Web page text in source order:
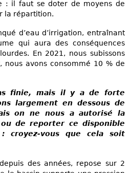
: il faut se doter de moyens de
la répartition.
d’eau d’irrigation, entraînant
qui aura des conséquences
En 2021, nous subissons
nous avons consommé 10 % de
finie, mais il y a de forte
largement en dessous de
on ne nous a autorisé la
de reporter ce disponible
croyez-vous que cela soit
des années, repose sur 2